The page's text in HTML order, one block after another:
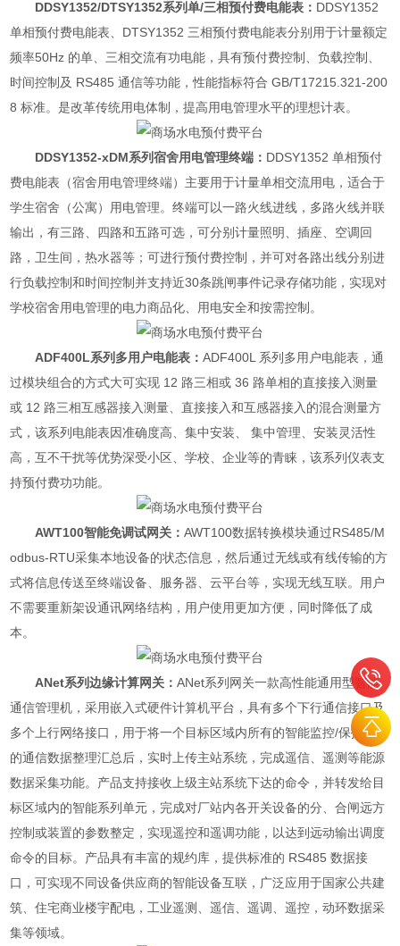
DDSY1352/DTSY1352系列单/三相预付费电能表： DDSY1352
单相预付费电能表、DTSY1352 三相预付费电能表分别用于计量额定
频率50Hz 的单、三相交流有功电能，具有预付费控制、负载控制、
时间控制及 RS485 通信等功能，性能指标符合 GB/T17215.321-200
8 标准。是改革传统用电体制，提高用电管理水平的理想计表。
DDSY1352-xDM系列宿舍用电管理终端： DDSY1352 单相预付
费电能表（宿舍用电管理终端）主要用于计量单相交流用电，适合于
学生宿舍（公寓）用电管理。终端可以一路火线进线，多路火线并联
输出，有三路、四路和五路可选，可分别计量照明、插座、空调回
路，卫生间，热水器等；可进行预付费控制，并可对各路出线分别进
行负载控制和时间控制并支持近30条跳闸事件记录存储功能，实现对
学校宿舍用电管理的电力商品化、用电安全和按需控制。
ADF400L系列多用户电能表：ADF400L 系列多用户电能表，通
过模块组合的方式大可实现 12 路三相或 36 路单相的直接接入测量
或 12 路三相互感器接入测量、直接接入和互感器接入的混合测量方
式，该系列电能表因准确度高、集中安装、 集中管理、安装灵活性
高，互不干扰等优势深受小区、学校、企业等的青睐，该系列仪表支
持预付费功功能。
AWT100智能免调试网关：AWT100数据转换模块通过RS485/M
odbus-RTU采集本地设备的状态信息，然后通过无线或有线传输的方
式将信息传送至终端设备、服务器、云平台等，实现无线互联。用户
不需要重新架设通讯网络结构，用户使用更加方便，同时降低了成
本。
ANet系列边缘计算网关：ANet系列网关一款高性能通用型智能
通信管理机，采用嵌入式硬件计算机平台，具有多个下行通信接口及
多个上行网络接口，用于将一个目标区域内所有的智能监控/保护装置
的通信数据整理汇总后，实时上传主站系统，完成遥信、遥测等能源
数据采集功能。产品支持接收上级主站系统下达的命令，并转发给目
标区域内的智能系列单元，完成对厂站内各开关设备的分、合闸远方
控制或装置的参数整定，实现遥控和遥调功能，以达到远动输出调度
命令的目标。产品具有丰富的规约库，提供标准的 RS485 数据接
口，可实现不同设备供应商的智能设备互联，广泛应用于国家公共建
筑、住宅商业楼宇配电，工业遥测、遥信、遥调、遥控，动环数据采
集等领域。